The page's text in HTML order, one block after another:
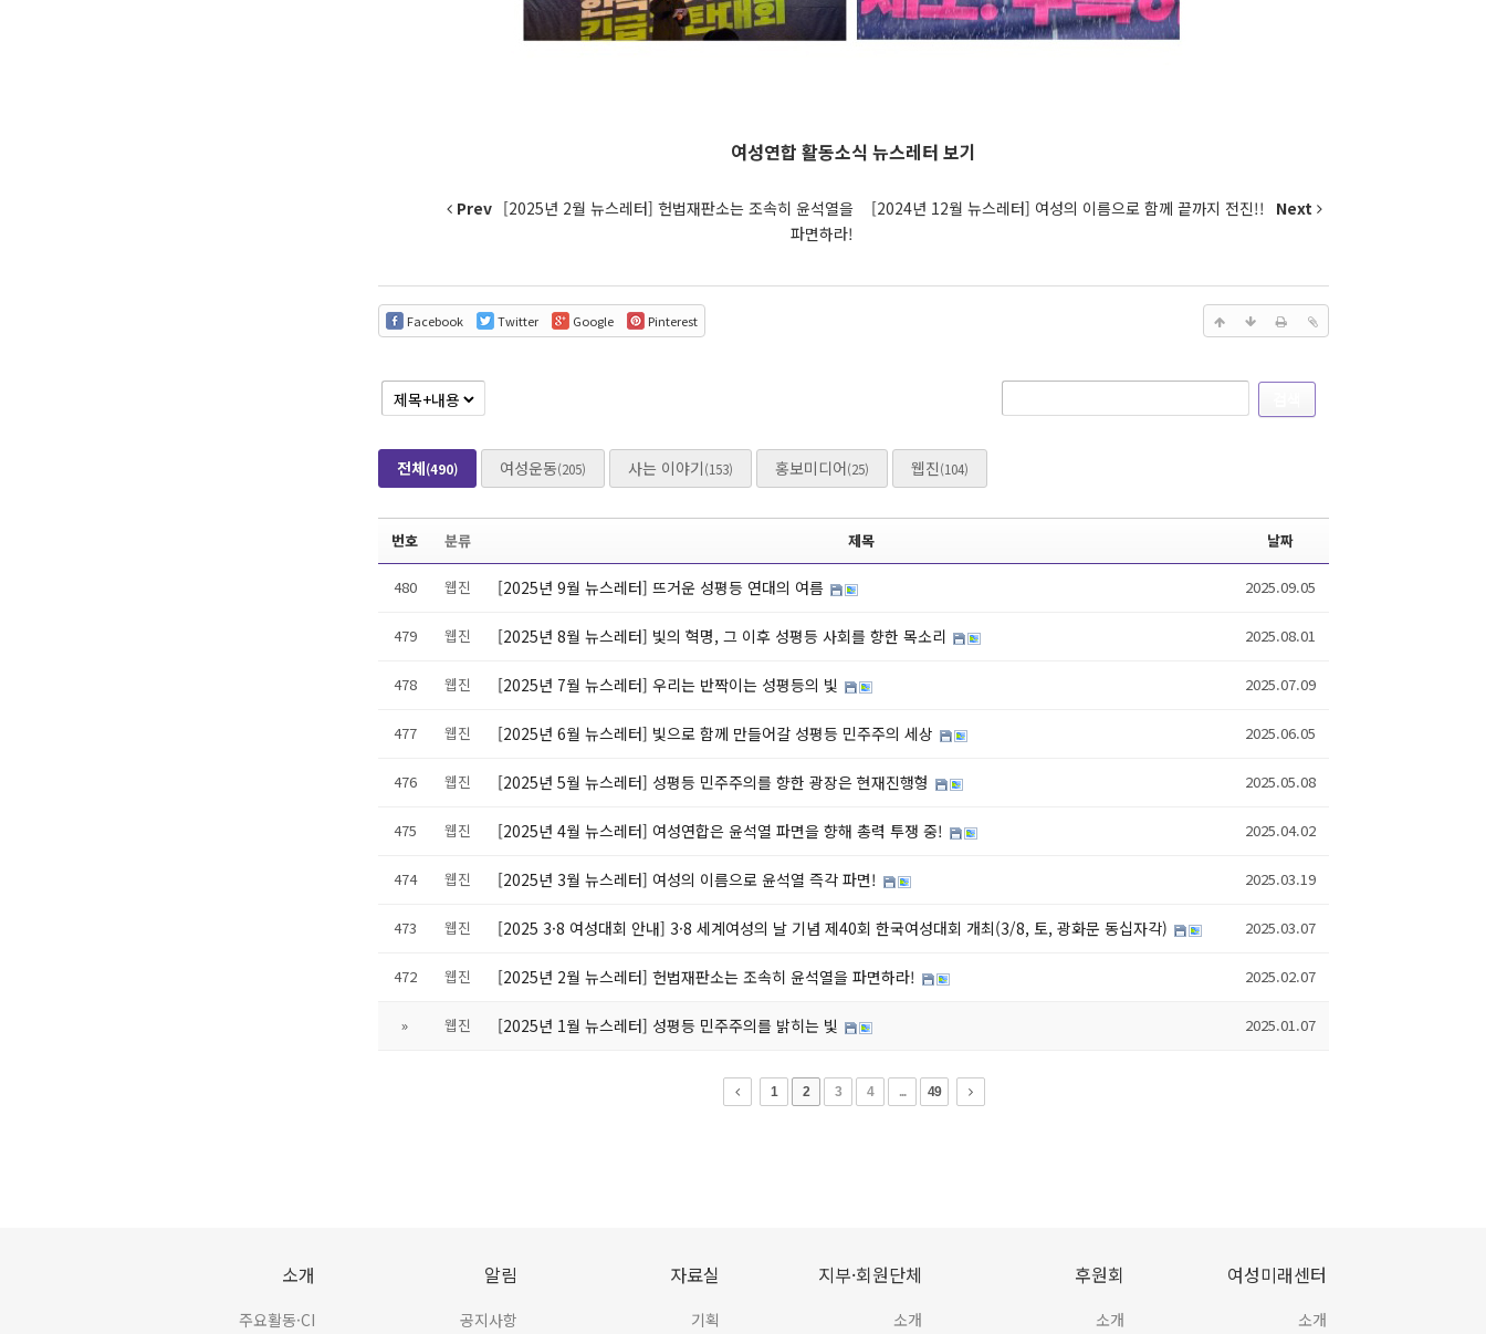
여성연합 활동소식 뉴스레터 보기
Prev [2025년 2월 뉴스레터] 헌법재판소는 조속히 윤석열을
파면하라!
[2024년 12월 뉴스레터] 여성의 이름으로 함께 끝까지 전진!! Next
Facebook Twitter Google Pinterest
전체(490) 여성운동(205) 사는 이야기(153) 홍보미디어(25) 웹진(104)
번호 분류 제목 날짜
480 웹진 [2025년 9월 뉴스레터] 뜨거운 성평등 연대의 여름 2025.09.05
479 웹진 [2025년 8월 뉴스레터] 빛의 혁명, 그 이후 성평등 사회를 향한 목소리 2025.08.01
478 웹진 [2025년 7월 뉴스레터] 우리는 반짝이는 성평등의 빛 2025.07.09
477 웹진 [2025년 6월 뉴스레터] 빛으로 함께 만들어갈 성평등 민주주의 세상 2025.06.05
476 웹진 [2025년 5월 뉴스레터] 성평등 민주주의를 향한 광장은 현재진행형 2025.05.08
475 웹진 [2025년 4월 뉴스레터] 여성연합은 윤석열 파면을 향해 총력 투쟁 중! 2025.04.02
474 웹진 [2025년 3월 뉴스레터] 여성의 이름으로 윤석열 즉각 파면! 2025.03.19
473 웹진 [2025 3·8 여성대회 안내] 3·8 세계여성의 날 기념 제40회 한국여성대회 개최(3/8, 토, 광화문 동십자각) 2025.03.07
472 웹진 [2025년 2월 뉴스레터] 헌법재판소는 조속히 윤석열을 파면하라! 2025.02.07
» 웹진 [2025년 1월 뉴스레터] 성평등 민주주의를 밝히는 빛 2025.01.07
1 2 3 4 ... 49
소개
주요활동·CI
알림
공지사항
자료실
기획
지부·회원단체
소개
후원회
소개
여성미래센터
소개